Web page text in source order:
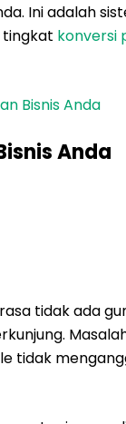
Ini adalah
tingkat konversi
Bisnis Anda
Anda
tidak ada
tidak